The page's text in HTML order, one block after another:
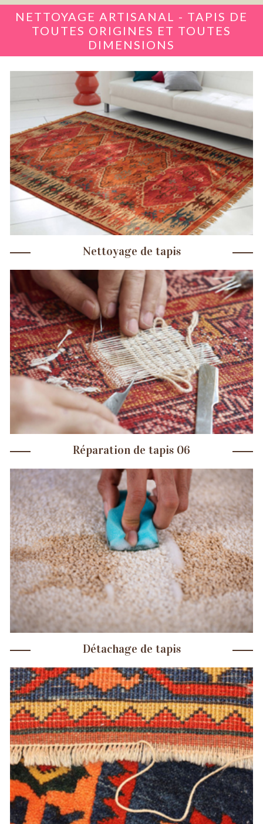
NETTOYAGE ARTISANAL - TAPIS DE
TOUTES ORIGINES ET TOUTES
DIMENSIONS
Nettoyage de tapis
Réparation de tapis 06
Détachage de tapis